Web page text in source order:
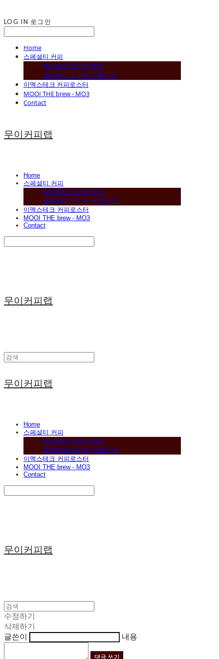
LOG IN 로그인
Home
스페셜티 커피
베리류와 와인의 향미
깔끔하고 구수한 누룽지 맛
이멕스테크 커피로스터
MOOI THE brew - MO3
Contact
무이커피랩
Home
스페셜티 커피
베리류와 와인의 향미
깔끔하고 구수한 누룽지 맛
이멕스테크 커피로스터
MOOI THE brew - MO3
Contact
무이커피랩
무이커피랩
Home
스페셜티 커피
베리류와 와인의 향미
깔끔하고 구수한 누룽지 맛
이멕스테크 커피로스터
MOOI THE brew - MO3
Contact
무이커피랩
수정하기
삭제하기
글쓴이
내용